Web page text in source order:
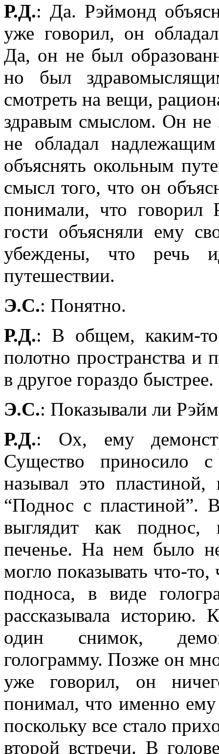
Р.Д.: Да. Рэймонд
уже говорил, он
Да, он не был
но был
смотреть на вещи,
здравым смыслом. Он не
не обладал
объяснять окольным
смысл того, что он
понимали, что говорил
гости объясняли ему
убеждены, что речь
путешествии.
Э.С.: Понятно.
Р.Д.: В общем, каким-то
полотно пространства и
в другое гораздо быстрее.
Э.С.: Показывали ли
Р.Д.: Ох, ему
Существо приносило
называл это
“Поднос с пластиной”.
выглядит как поднос,
печенье. На нем было
могло показывать что-то,
подноса, в виде
рассказывала историю.
один снимок,
голограмму. Позже он
уже говорил, он
понимал, что именно ему
поскольку все стало
второй встречи. В